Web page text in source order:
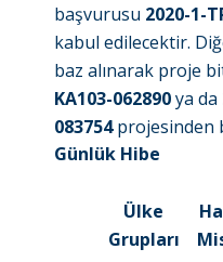
başvurusu 2020-1-
kabul edilecektir.
baz alınarak proje
KA103-062890ya da
083754projesinden
Günlük Hibe
Ülke
Grupları